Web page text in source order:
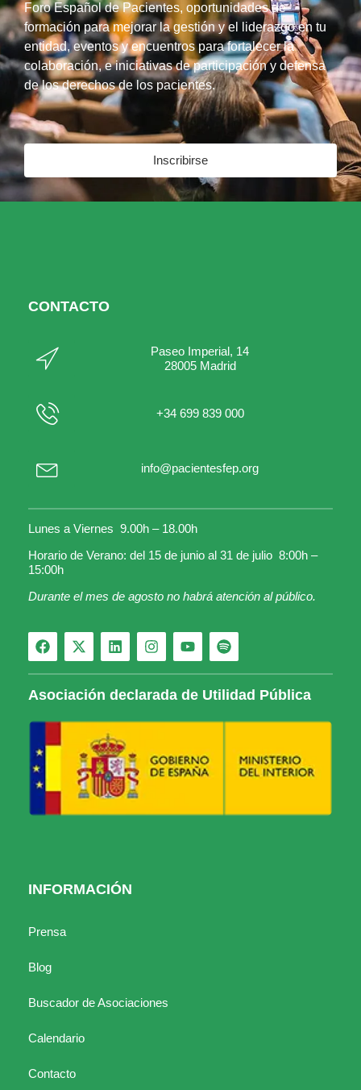
Foro Español de Pacientes, oportunidades de
formación para mejorar la gestión y el liderazgo en tu
entidad, eventos y encuentros para fortalecer la
colaboración, e iniciativas de participación y defensa
de los derechos de los pacientes.
Inscribirse
CONTACTO
Paseo Imperial, 14
28005 Madrid
+34 699 839 000
info@pacientesfep.org
Lunes a Viernes 9.00h – 18.00h
Horario de Verano: del 15 de junio al 31 de julio 8:00h –
15:00h
Durante el mes de agosto no habrá atención al público.
Asociación declarada de Utilidad Pública
INFORMACIÓN
Prensa
Blog
Buscador de Asociaciones
Calendario
Contacto